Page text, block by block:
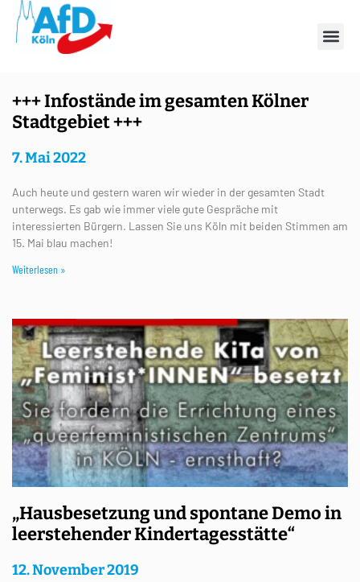
Schlagwort: Nippes
+++ Infostände im gesamten Kölner
Stadtgebiet +++
7. Mai 2022
Auch heute und gestern waren wir wieder in der gesamten Stadt
unterwegs. Es gab wie immer viele gute Gespräche mit
interessierten Bürgern. Lassen Sie uns Köln mit beiden Stimmen am
15. Mai blau machen!
Weiterlesen »
„Hausbesetzung und spontane Demo in
leerstehender Kindertagesstätte“
12. November 2019